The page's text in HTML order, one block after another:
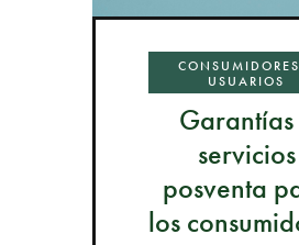
USUARIOS
servicios
posventa
los